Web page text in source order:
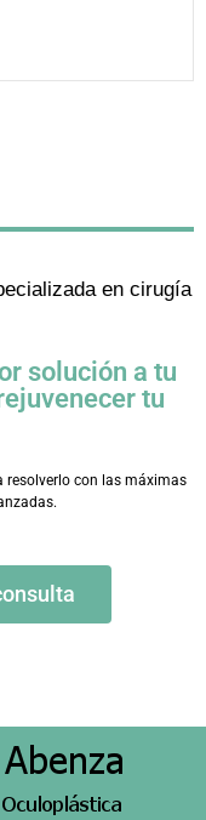
solución a tu
tu
resolverlo con las máximas